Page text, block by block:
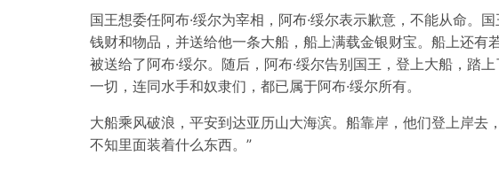
国王想委任阿布·绥尔为宰相，阿布·绥尔表示歉意，不能从命。
钱财和物品，并送给他一条大船，船上满载金银财宝。船上还有
被送给了阿布·绥尔。随后，阿布·绥尔告别国王，登上大船，踏
一切，连同水手和奴隶们，都已属于阿布·绥尔所有。
大船乘风破浪，平安到达亚历山大海滨。船靠岸，他们登上岸去
不知里面装着什么东西。”